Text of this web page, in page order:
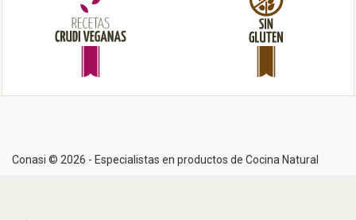
Conasi © 2026 - Especialistas en productos de Cocina Natural